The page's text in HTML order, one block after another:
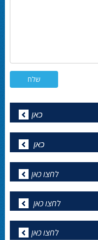
כאן
כאן
לחצו כאן
לחצו כאן
לחצו כאן